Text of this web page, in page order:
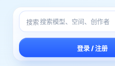
搜索
登录 / 注册